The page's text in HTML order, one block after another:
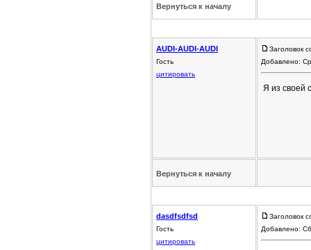
Вернуться к началу
AUDI-AUDI-AUDI
Гость
цитировать
Заголовок
Добавлено:
Я из своей
Вернуться к началу
dasdfsdfsd
Гость
цитировать
Заголовок
Добавлено: